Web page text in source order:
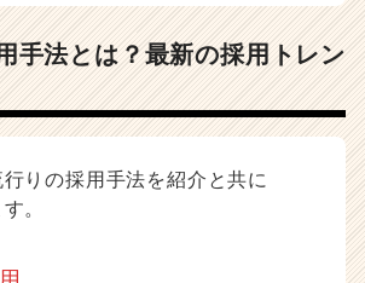
手法とは？最新の採用トレン
りの採用手法を紹介と共に
。